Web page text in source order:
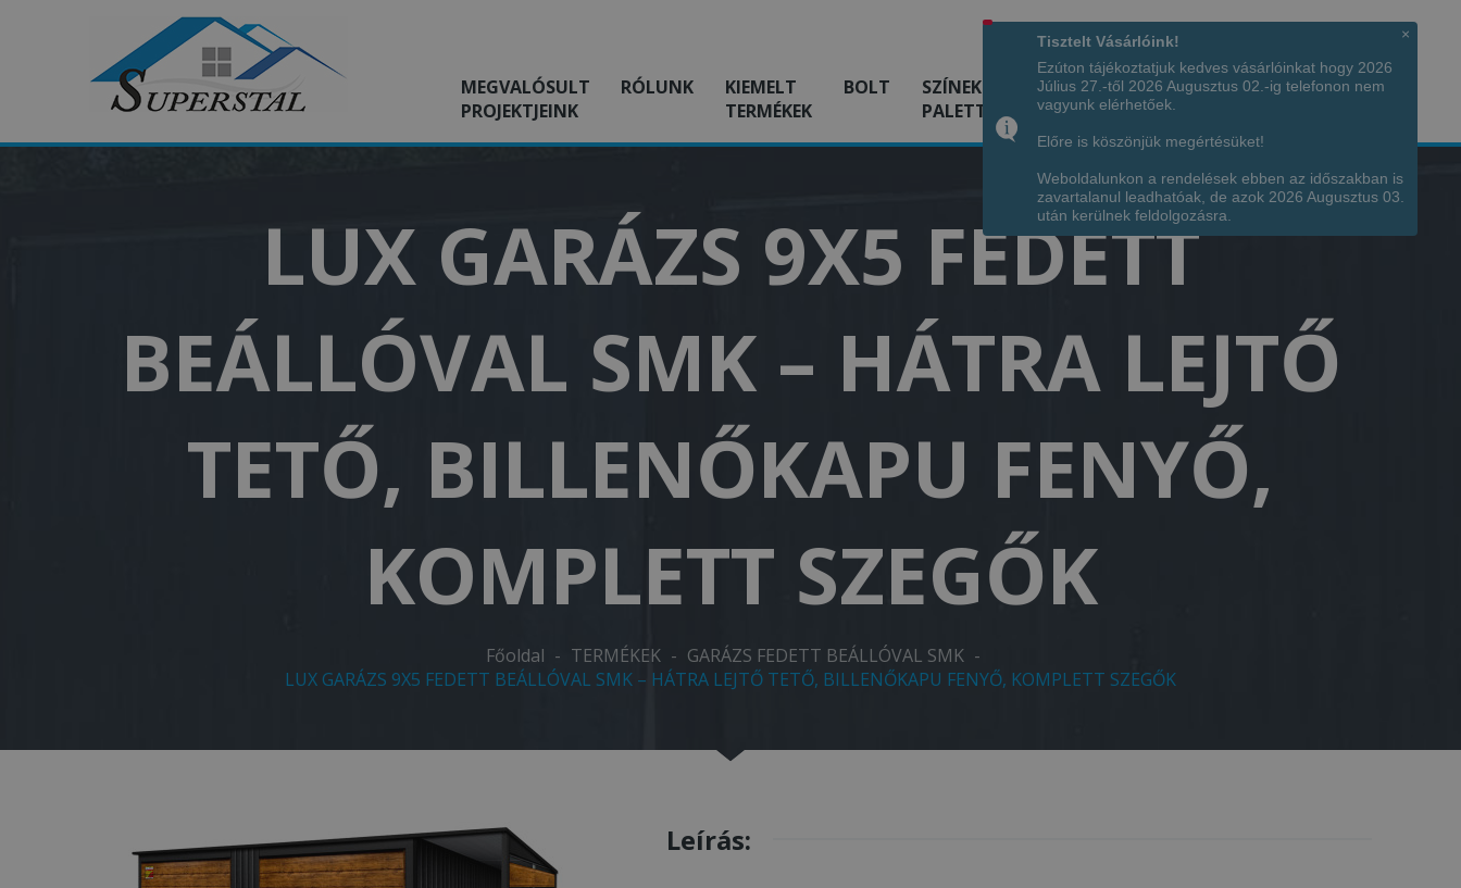
Hívjon minket!
MEGVALÓSULT
PROJEKTJEINK
RÓLUNK
KIEMELT
TERMÉKEK
BOLT
SZÍNEK
PALETTÁJA
KÉPGALÉRIA INFÓ ELÉRHETŐSÉG
LUX GARÁZS 9X5 FEDETT
BEÁLLÓVAL SMK – HÁTRA LEJTŐ
TETŐ, BILLENŐKAPU FENYŐ,
KOMPLETT SZEGŐK
Főoldal - TERMÉKEK - GARÁZS FEDETT BEÁLLÓVAL SMK -
LUX GARÁZS 9X5 FEDETT BEÁLLÓVAL SMK – HÁTRA LEJTŐ TETŐ, BILLENŐKAPU FENYŐ, KOMPLETT SZEGŐK
Leírás:
×
Tisztelt Vásárlóink!
Ezúton tájékoztatjuk kedves vásárlóinkat hogy 2026
Július 27.-től 2026 Augusztus 02.-ig telefonon nem
vagyunk elérhetőek.
Előre is köszönjük megértésüket!
Weboldalunkon a rendelések ebben az időszakban is
zavartalanul leadhatóak, de azok 2026 Augusztus 03.
után kerülnek feldolgozásra.